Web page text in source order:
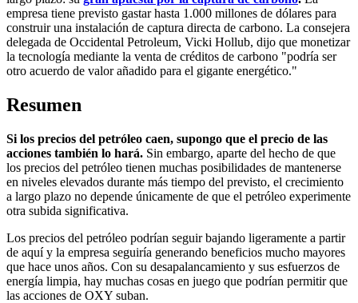
empresa tiene previsto gastar hasta 1.000 millones de dólares para
construir una instalación de captura directa de carbono. La consejera
delegada de Occidental Petroleum, Vicki Hollub, dijo que monetizar
la tecnología mediante la venta de créditos de carbono "podría ser
otro acuerdo de valor añadido para el gigante energético."
Resumen
Si los precios del petróleo caen, supongo que el precio de las
acciones también lo hará. Sin embargo, aparte del hecho de que
los precios del petróleo tienen muchas posibilidades de mantenerse
en niveles elevados durante más tiempo del previsto, el crecimiento
a largo plazo no depende únicamente de que el petróleo experimente
otra subida significativa.
Los precios del petróleo podrían seguir bajando ligeramente a partir
de aquí y la empresa seguiría generando beneficios mucho mayores
que hace unos años. Con su desapalancamiento y sus esfuerzos de
energía limpia, hay muchas cosas en juego que podrían permitir que
las acciones de OXY suban.